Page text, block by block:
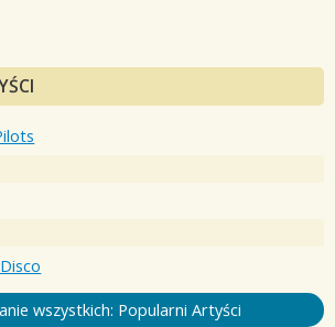
wszystkich: Popularni Artyści